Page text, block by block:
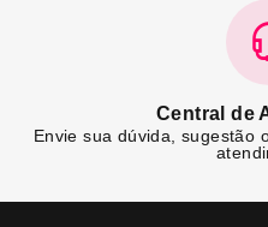
Central de
Envie sua dúvida, sugestão